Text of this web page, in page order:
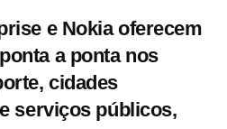
e Nokia oferecem
a ponta nos
cidades
serviços públicos,